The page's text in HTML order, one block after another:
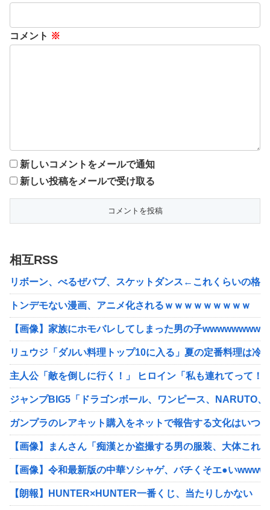
コメント ※
新しいコメントをメールで通知
新しい投稿をメールで受け取る
相互RSS
リボーン、べるぜバブ、スケットダンス←これくらいの格
トンデモない漫画、アニメ化されるｗｗｗｗｗｗｗｗｗ
【画像】家族にホモバレしてしまった男の子
リュウジ「ダルい料理トップ10に入る」夏の定番料理は
主人公「敵を倒しに行く！」 ヒロイン「私も連れてって
ジャンプBIG5「ドラゴンボール、ワンピース、NARUTO、
ガンプラのレアキット購入をネットで報告する文化はいつ
【画像】まんさん「痴漢とか盗撮する男の服装、大体これ」
【画像】令和最新版の中華ソシャゲ、バチくそエ●いwwww
【朗報】HUNTER×HUNTER一番くじ、当たりしかない